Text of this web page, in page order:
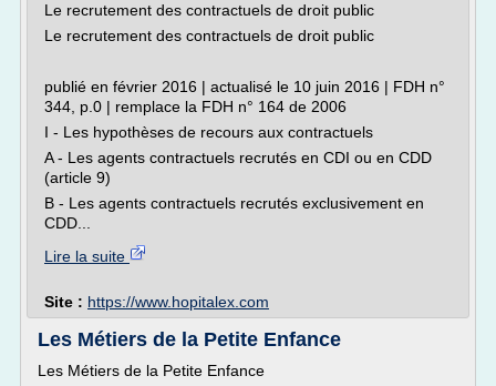
Le recrutement des contractuels de droit public
Le recrutement des contractuels de droit public
publié en février 2016 | actualisé le 10 juin 2016 | FDH n°
344, p.0 | remplace la FDH n° 164 de 2006
I - Les hypothèses de recours aux contractuels
A - Les agents contractuels recrutés en CDI ou en CDD
(article 9)
B - Les agents contractuels recrutés exclusivement en
CDD...
Lire la suite
Site : https://www.hopitalex.com
Les Métiers de la Petite Enfance
Les Métiers de la Petite Enfance